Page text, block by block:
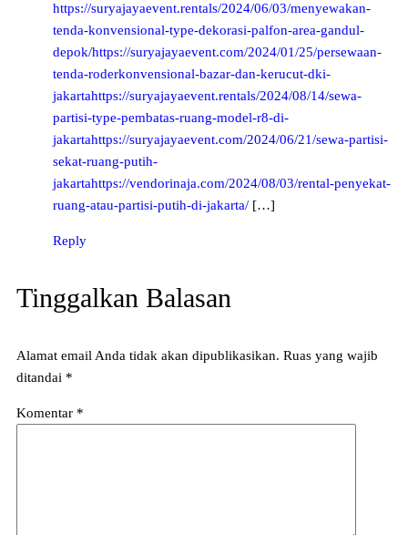
https://suryajayaevent.rentals/2024/06/03/menyewakan-
tenda-konvensional-type-dekorasi-palfon-area-gandul-
depok/https://suryajayaevent.com/2024/01/25/persewaan-
tenda-roderkonvensional-bazar-dan-kerucut-dki-
jakartahttps://suryajayaevent.rentals/2024/08/14/sewa-
partisi-type-pembatas-ruang-model-r8-di-
jakartahttps://suryajayaevent.com/2024/06/21/sewa-partisi-
sekat-ruang-putih-
jakartahttps://vendorinaja.com/2024/08/03/rental-penyekat-
ruang-atau-partisi-putih-di-jakarta/ […]
Reply
Tinggalkan Balasan
Alamat email Anda tidak akan dipublikasikan. Ruas yang wajib
ditandai *
Komentar *